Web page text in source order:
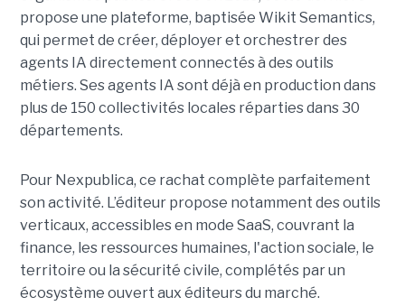
propose une plateforme, baptisée Wikit Semantics,
qui permet de créer, déployer et orchestrer des
agents IA directement connectés à des outils
métiers. Ses agents IA sont déjà en production dans
plus de 150 collectivités locales réparties dans 30
départements.
Pour Nexpublica, ce rachat complète parfaitement
son activité. L’éditeur propose notamment des outils
verticaux, accessibles en mode SaaS, couvrant la
finance, les ressources humaines, l'action sociale, le
territoire ou la sécurité civile, complétés par un
écosystème ouvert aux éditeurs du marché.